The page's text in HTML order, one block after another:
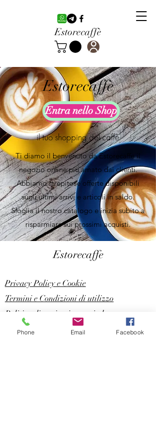
Estorecaffè
Estorecaffè
Entra nello Shop
il tuo shopping del caffè
Ti diamo il benvenuto da Estorecaffe il
negozio online più amato dai clienti.
Abbiamo strepitose offerte disponibili
sugli ultimi arrivi e articoli in saldo.
Sfoglia il nostro catalogo e inizia subito a
risparmiare sui prossimi acquisti.
Estorecaffe
Privacy Policy e Cookie
Termini e Condizioni di utilizzo
Politica di restituzione e rimborso
estorecaffe@gmail.com
Phone Email Facebook